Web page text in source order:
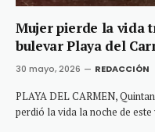
Mujer pierde la vida
bulevar Playa del
30 mayo, 2026 REDACCIÓN
PLAYA DEL CARMEN,
perdió la vida la noche de